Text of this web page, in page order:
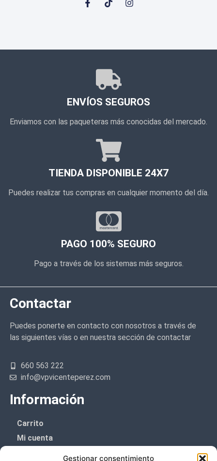
Gestionar consentimiento
ENVÍOS SEGUROS
Enviamos con las paqueteras más conocidas del mercado.
TIENDA DISPONIBLE 24X7
Puedes realizar tus compras en cualquier momento del día.
PAGO 100% SEGURO
Pago a través de los sistemas más seguros.
Contactar
Puedes ponerte en contacto con nosotros a través de
las siguientes vías o en nuestra sección de contactar
660 563 222
info@vpvicenteperez.com
Información
Carrito
Mi cuenta